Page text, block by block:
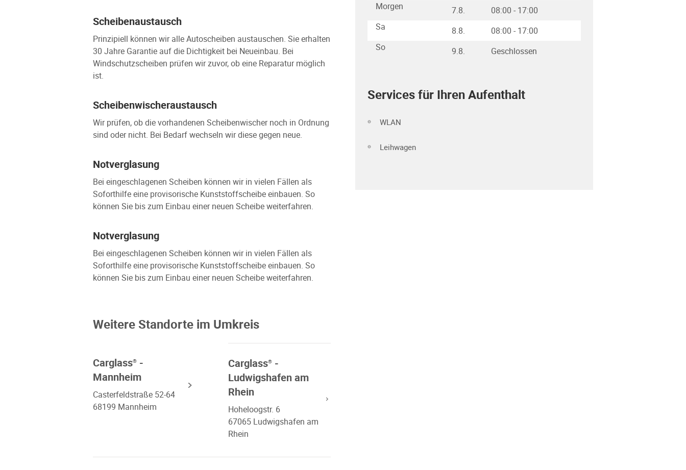
Scheibenaustausch
Prinzipiell können wir alle Autoscheiben austauschen. Sie erhalten
30 Jahre Garantie auf die Dichtigkeit bei Neueinbau. Bei
Windschutzscheiben prüfen wir zuvor, ob eine Reparatur möglich
ist.
Scheibenwischeraustausch
Wir prüfen, ob die vorhandenen Scheibenwischer noch in Ordnung
sind oder nicht. Bei Bedarf wechseln wir diese gegen neue.
Notverglasung
Bei eingeschlagenen Scheiben können wir in vielen Fällen als
Soforthilfe eine provisorische Kunststoffscheibe einbauen. So
können Sie bis zum Einbau einer neuen Scheibe weiterfahren.
Notverglasung
Bei eingeschlagenen Scheiben können wir in vielen Fällen als
Soforthilfe eine provisorische Kunststoffscheibe einbauen. So
können Sie bis zum Einbau einer neuen Scheibe weiterfahren.
Weitere Standorte im Umkreis
Carglass® -
Mannheim
Casterfeldstraße 52-64
68199 Mannheim
Carglass® -
Ludwigshafen am
Rhein
Hoheloogstr. 6
67065 Ludwigshafen am
Rhein
Morgen
7.8. 08:00 - 17:00
Sa
8.8. 08:00 - 17:00
So
9.8. Geschlossen
Services für Ihren Aufenthalt
WLAN
Leihwagen